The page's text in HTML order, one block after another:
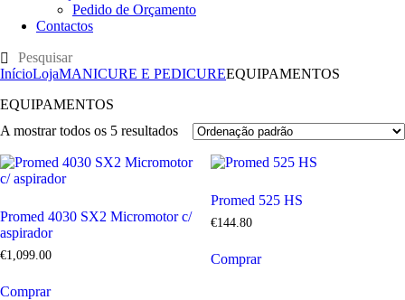
Pedido de Orçamento
Contactos
InícioLojaMANICURE E PEDICUREEQUIPAMENTOS
EQUIPAMENTOS
A mostrar todos os 5 resultados
Promed 4030 SX2 Micromotor c/
aspirador
€1,099.00
Comprar
Promed 525 HS
€144.80
Comprar